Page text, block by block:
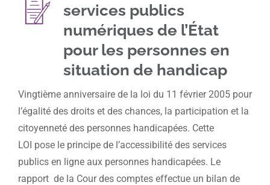
services publics
numériques de l’État
pour les personnes en
situation de handicap
Vingtième anniversaire de la loi du 11 février 2005 pour
l’égalité des droits et des chances, la participation et la
citoyenneté des personnes handicapées. Cette
LOI pose le principe de l’accessibilité des services
publics en ligne aux personnes handicapées. Le
rapport de la Cour des comptes effectue un bilan de